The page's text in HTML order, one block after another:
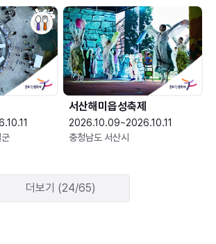
서산해미읍성축제
2026.10.09~2026.10.11
충청남도 서산시
더보기 (24/65)